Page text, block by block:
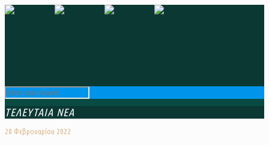
ΤΕΛΕΥΤΑΙΑ ΝΕΑ
28 Φεβρουαρίου 2022